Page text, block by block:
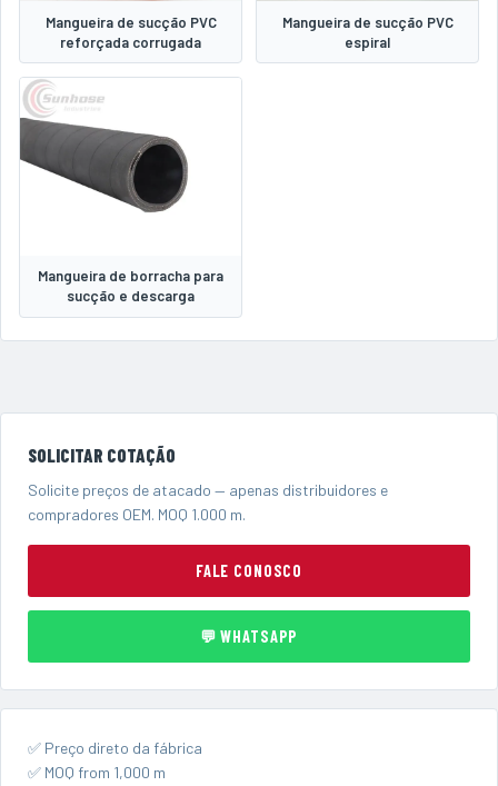
Mangueira de sucção PVC
reforçada corrugada
Mangueira de sucção PVC
espiral
Mangueira de borracha para
sucção e descarga
SOLICITAR COTAÇÃO
Solicite preços de atacado — apenas distribuidores e
compradores OEM. MOQ 1.000 m.
FALE CONOSCO
💬 WHATSAPP
✅ Preço direto da fábrica
✅ MOQ from 1,000 m